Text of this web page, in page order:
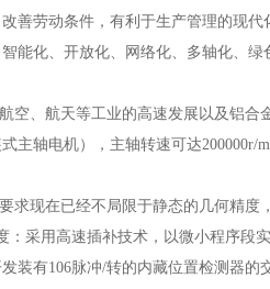
善劳动条件，有利于生产管理的现
能化、开放化、网络化、多轴化、绿
空、航天等工业的高速发展以及铝
主轴电机），主轴转速可达200000r/
求现在已经不局限于静态的几何精度
：采用高速插补技术，以微小程序
装有106脉冲/转的内藏位置检测器